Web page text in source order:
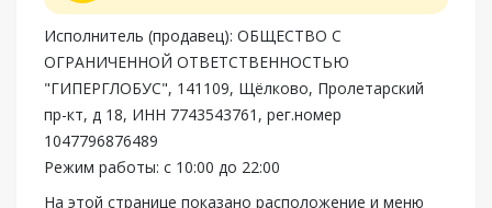
Исполнитель (продавец): ОБЩЕСТВО С
ОГРАНИЧЕННОЙ ОТВЕТСТВЕННОСТЬЮ
"ГИПЕРГЛОБУС", 141109, Щёлково, Пролетарский
пр-кт, д 18, ИНН 7743543761, рег.номер
1047796876489
Режим работы: с 10:00 до 22:00
На этой странице показано расположение и меню